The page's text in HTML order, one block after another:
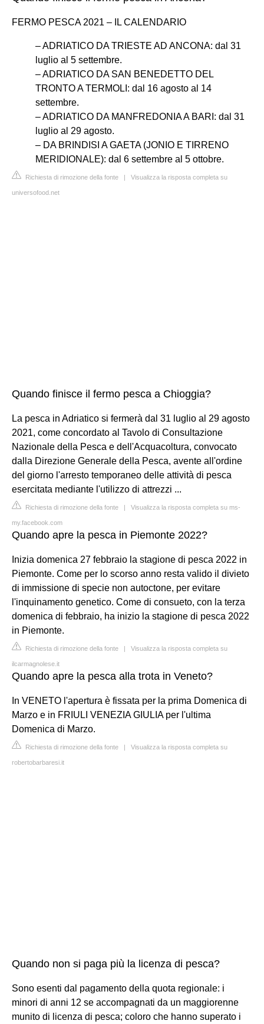
FERMO PESCA 2021 – IL CALENDARIO
– ADRIATICO DA TRIESTE AD ANCONA: dal 31
luglio al 5 settembre.
– ADRIATICO DA SAN BENEDETTO DEL
TRONTO A TERMOLI: dal 16 agosto al 14
settembre.
– ADRIATICO DA MANFREDONIA A BARI: dal 31
luglio al 29 agosto.
– DA BRINDISI A GAETA (JONIO E TIRRENO
MERIDIONALE): dal 6 settembre al 5 ottobre.
Richiesta di rimozione della fonte | Visualizza la risposta completa su
universofood.net
Quando finisce il fermo pesca a Chioggia?
La pesca in Adriatico si fermerà dal 31 luglio al 29 agosto
2021, come concordato al Tavolo di Consultazione
Nazionale della Pesca e dell'Acquacoltura, convocato
dalla Direzione Generale della Pesca, avente all'ordine
del giorno l'arresto temporaneo delle attività di pesca
esercitata mediante l'utilizzo di attrezzi ...
Richiesta di rimozione della fonte | Visualizza la risposta completa su ms-
my.facebook.com
Quando apre la pesca in Piemonte 2022?
Inizia domenica 27 febbraio la stagione di pesca 2022 in
Piemonte. Come per lo scorso anno resta valido il divieto
di immissione di specie non autoctone, per evitare
l'inquinamento genetico. Come di consueto, con la terza
domenica di febbraio, ha inizio la stagione di pesca 2022
in Piemonte.
Richiesta di rimozione della fonte | Visualizza la risposta completa su
ilcarmagnolese.it
Quando apre la pesca alla trota in Veneto?
In VENETO l'apertura è fissata per la prima Domenica di
Marzo e in FRIULI VENEZIA GIULIA per l'ultima
Domenica di Marzo.
Richiesta di rimozione della fonte | Visualizza la risposta completa su
robertobarbaresi.it
Quando non si paga più la licenza di pesca?
Sono esenti dal pagamento della quota regionale: i
minori di anni 12 se accompagnati da un maggiorenne
munito di licenza di pesca; coloro che hanno superato i